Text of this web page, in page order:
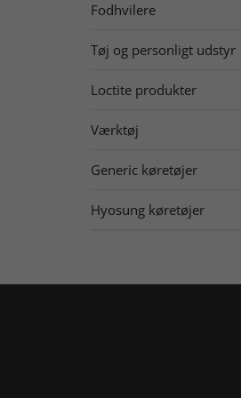
Fodhvilere
Tøj og personligt udstyr
Loctite produkter
Værktøj
Generic køretøjer
Hyosung køretøjer